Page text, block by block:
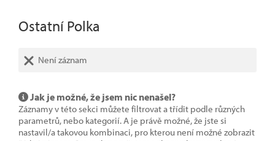
Ostatní Polka
Není záznam
Jak je možné, že jsem nic nenašel?
Záznamy v této sekci můžete filtrovat a třídit podle různých
parametrů, nebo kategorií. A je právě možné, že jste si
nastavil/a takovou kombinaci, pro kterou není možné zobrazit